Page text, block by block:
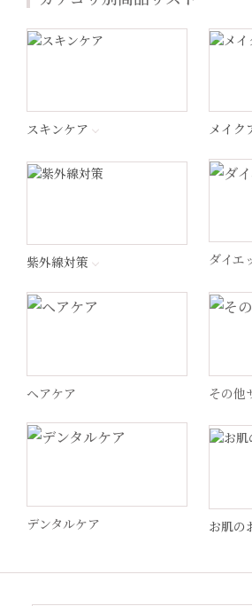
Lekarka（レカルカ）
MSS
スキンケア メイク
紫外線対策 ダイエ
ヘアケア その他
デンタルケア お肌の